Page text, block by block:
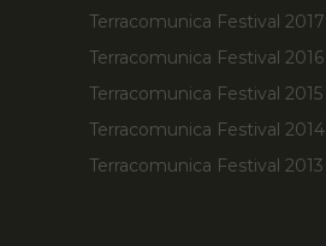
Terracomunica Festival 2017
Terracomunica Festival 2016
Terracomunica Festival 2015
Terracomunica Festival 2014
Terracomunica Festival 2013